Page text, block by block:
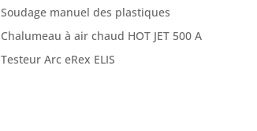
Soudage manuel des plastiques
Chalumeau à air chaud HOT JET 500 A
Testeur Arc eRex ELIS